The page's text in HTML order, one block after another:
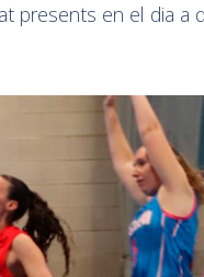
presents en el dia a